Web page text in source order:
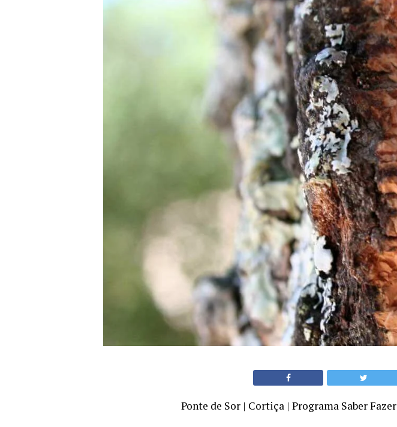
Ponte de Sor | Cortiça | Programa Saber Fazer